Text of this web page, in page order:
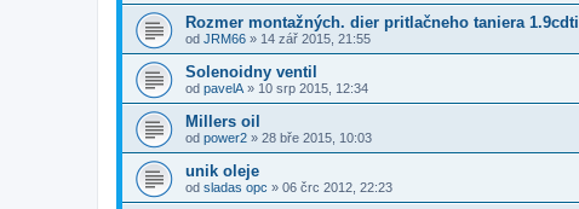
Rozmer montažných. dier pritlačneho taniera 1.9cdti
od JRM66 » 14 zář 2015, 21:55
Solenoidny ventil
od pavelA » 10 srp 2015, 12:34
Millers oil
od power2 » 28 bře 2015, 10:03
unik oleje
od sladas opc » 06 črc 2012, 22:23